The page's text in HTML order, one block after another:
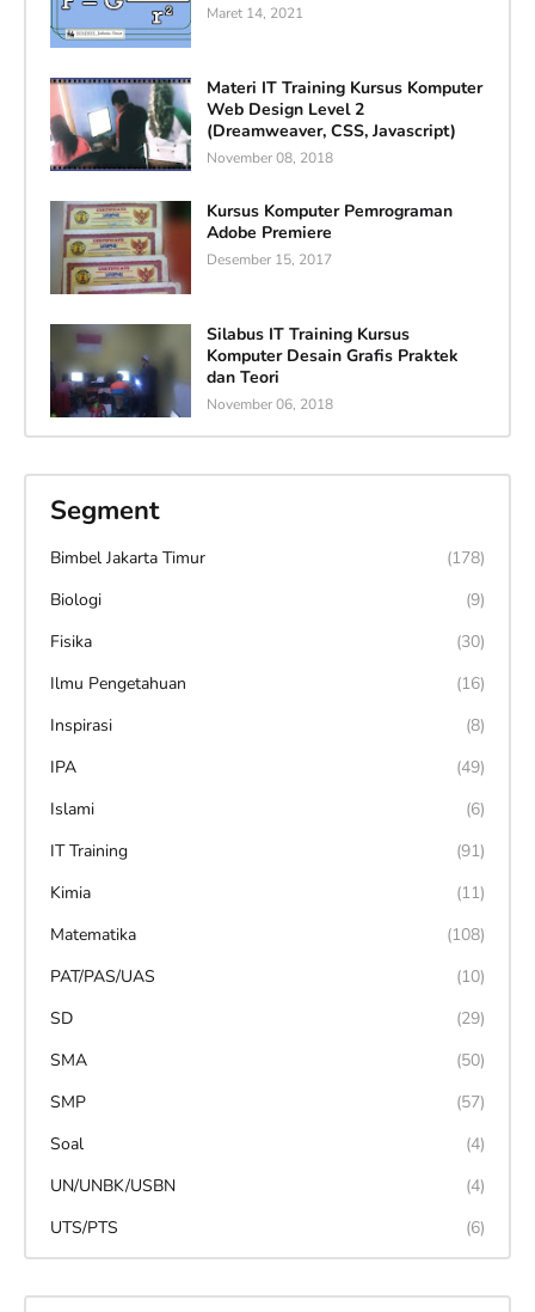
Maret 14, 2021
Materi IT Training Kursus Komputer
Web Design Level 2
(Dreamweaver, CSS, Javascript)
November 08, 2018
Kursus Komputer Pemrograman
Adobe Premiere
Desember 15, 2017
Silabus IT Training Kursus
Komputer Desain Grafis Praktek
dan Teori
November 06, 2018
Segment
Bimbel Jakarta Timur
(178)
Biologi
(9)
Fisika
(30)
Ilmu Pengetahuan
(16)
Inspirasi
(8)
IPA
(49)
Islami
(6)
IT Training
(91)
Kimia
(11)
Matematika
(108)
PAT/PAS/UAS
(10)
SD
(29)
SMA
(50)
SMP
(57)
Soal
(4)
UN/UNBK/USBN
(4)
UTS/PTS
(6)